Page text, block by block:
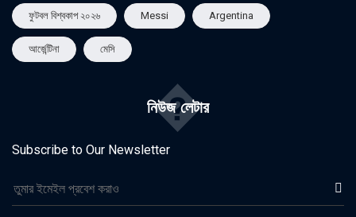
ফুটবল বিশ্বকাপ ২০২৬ Messi Argentina
আর্জেন্টিনা মেসি
নিউজ লেটার
�
Subscribe to Our Newsletter